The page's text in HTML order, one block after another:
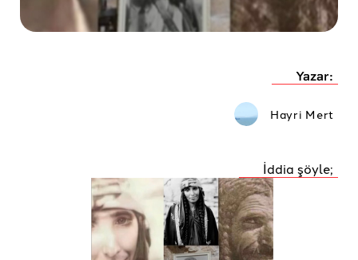
Yazar:
Hayri Mert
İddia şöyle;